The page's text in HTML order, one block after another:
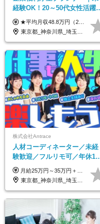
経験OK！20～50代女性活躍
リモートOK｜平均月収48.8万
｜子育て＆介護支援◎
★平均月収48.8万円（2025年度実績） ★安心の固定給＋賞与年2回＋インセンティブ！手当も充実 月給21万円～23万円＋諸手当＋インセンティブ＋賞与年2回 ※給与は年間平均の税込定例給与です。賞与は含みません。 ※約3週間の研修期間中は日当8000円を支給いたします。 ※試用期間6ヵ月あり（期間中の条件変更なし） ◆東京・神奈川・千葉・埼玉・愛知（一部）・京都・大阪・兵庫（一部）：月給23万円以上 ◆静岡（一部）・三重・岐阜：月給22万円以上 ◆上記以外の地域：月給21万円以上
東京都_神奈川県_埼玉県_千葉県_大阪府_愛知県_北海道_青森県_岩手県_宮城県_秋田県_山形県_福島県_茨城県_栃木県_群馬県_新潟県_山梨県_長野県_富山県_石川県_福井県_静岡県_岐阜県_三重県_兵庫県_京都府_滋賀県_奈良県_和歌山県_広島県_岡山県_鳥取県_島根県_山口県_徳島県_香川県_愛媛県_高知県_福岡県_熊本県_佐賀県_長崎県_大分県_宮崎県_鹿児島県_沖縄県
株式会社Antrace
人材コーディネーター／未経
験歓迎／フルリモ可／年休
日／おしゃれ自由／海外研修
年10回／美容・サウナ割あり
月給25万円～35万円＋インセンティブ 未経験者：月給25万円～＋インセンティブ 経験者：月給35万円～＋インセンティブ （※経験者は営業経験5年以上の方を想定） ※経験・スキルなどを考慮のうえ、決定します ※時間外手当は別途全額支給します
東京都_神奈川県_埼玉県_千葉県_大阪府_愛知県_北海道_青森県_岩手県_宮城県_秋田県_山形県_福島県_茨城県_栃木県_群馬県_新潟県_山梨県_長野県_富山県_石川県_福井県_静岡県_岐阜県_三重県_兵庫県_京都府_滋賀県_奈良県_和歌山県_広島県_岡山県_鳥取県_島根県_山口県_徳島県_香川県_愛媛県_高知県_福岡県_熊本県_佐賀県_長崎県_大分県_宮崎県_鹿児島県_沖縄県